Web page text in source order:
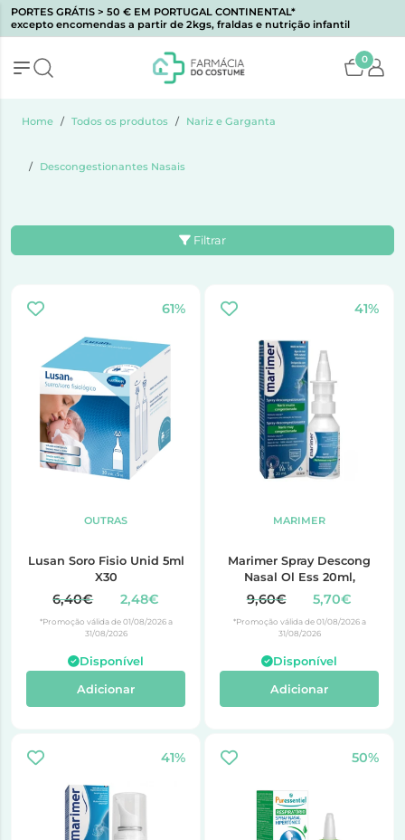
PORTES GRÁTIS > 50 € EM PORTUGAL CONTINENTAL*
excepto encomendas a partir de 2kgs, fraldas e nutrição infantil
0
Home Todos os produtos Nariz e Garganta
Descongestionantes Nasais
Filtrar
61%
OUTRAS
Lusan Soro Fisio Unid 5ml
X30
6,40€ 2,48€
*Promoção válida de 01/08/2026 a
31/08/2026
Disponível
Adicionar
41%
MARIMER
Marimer Spray Descong
Nasal Ol Ess 20ml,
9,60€ 5,70€
*Promoção válida de 01/08/2026 a
31/08/2026
Disponível
Adicionar
41% 50%